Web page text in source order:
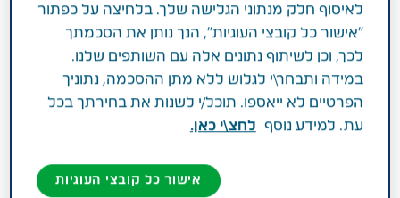
בריחת שתן, או אי שליטה במתן שתן, היא המונח הרפואי
שמתאר דליפה לא רצונית של שתן שנובעת מחוסר
שליטה במערכת השתן או בסוגר שלפוחית השתן. מעבר
להיותה בעיה רפואית לא נעימה שללא טיפול עלולה
להסתבך, יש לה גם השלכות חברתיות ואף נפשיות. לכן
המשפחה הקשיש שסובל ממנה עלולה בהחלט להיות
לאיסוף חלק מנתוני הגלישה שלך. בלחיצה על כפתור
"אישור כל קובצי העוגיות", הנך נותן את הסכמתך
לכך, וכן לשיתוף נתונים אלה עם השותפים שלנו.
במידה ותבחר\י לגלוש ללא מתן ההסכמה, נתוניך
הפרטיים לא ייאספו. תוכל/י לשנות את בחירתך בכל
עת. למידע נוסף
לחצ\י כאן.
אישור כל קובצי העוגיות